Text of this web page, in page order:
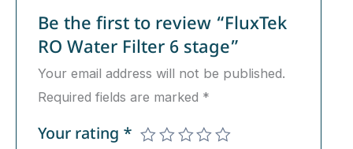
Be the first to review “FluxTek
RO Water Filter 6 stage”
Your email address will not be published.
Required fields are marked *
Your rating *